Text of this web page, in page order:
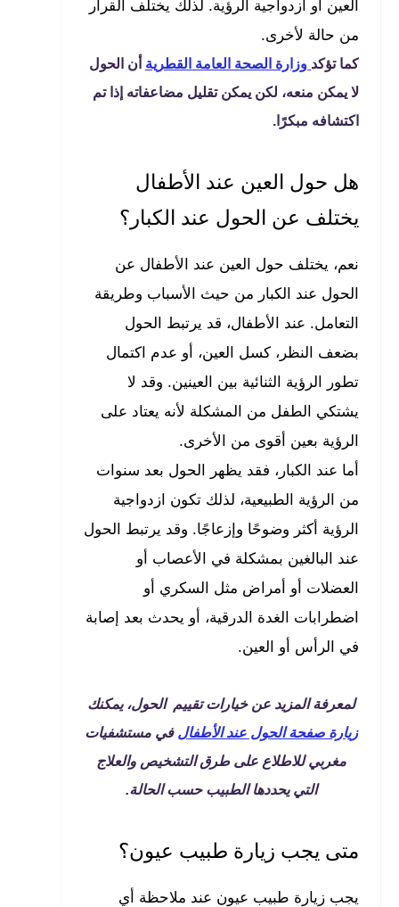
العين أو ازدواجية الرؤية. لذلك يختلف القرار
من حالة لأخرى.
كما تؤكد وزارة الصحة العامة القطرية أن الحول
لا يمكن منعه، لكن يمكن تقليل مضاعفاته إذا تم
اكتشافه مبكرًا.
هل حول العين عند الأطفال
يختلف عن الحول عند الكبار؟
نعم، يختلف حول العين عند الأطفال عن
الحول عند الكبار من حيث الأسباب وطريقة
التعامل. عند الأطفال، قد يرتبط الحول
بضعف النظر، كسل العين، أو عدم اكتمال
تطور الرؤية الثنائية بين العينين. وقد لا
يشتكي الطفل من المشكلة لأنه يعتاد على
الرؤية بعين أقوى من الأخرى.
أما عند الكبار، فقد يظهر الحول بعد سنوات
من الرؤية الطبيعية، لذلك تكون ازدواجية
الرؤية أكثر وضوحًا وإزعاجًا. وقد يرتبط الحول
عند البالغين بمشكلة في الأعصاب أو
العضلات أو أمراض مثل السكري أو
اضطرابات الغدة الدرقية، أو يحدث بعد إصابة
في الرأس أو العين.
لمعرفة المزيد عن خيارات تقييم الحول، يمكنك
زيارة صفحة الحول عند الأطفال في مستشفيات
مغربي للاطلاع على طرق التشخيص والعلاج
التي يحددها الطبيب حسب الحالة.
متى يجب زيارة طبيب عيون؟
يجب زيارة طبيب عيون عند ملاحظة أي